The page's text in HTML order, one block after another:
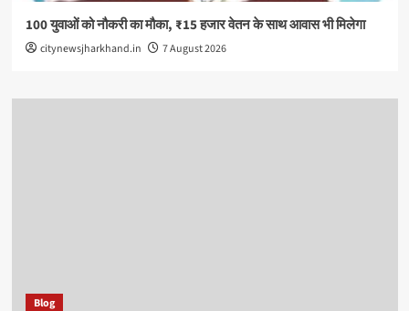
100 युवाओं को नौकरी का मौका, ₹15 हजार वेतन के साथ आवास भी मिलेगा
citynewsjharkhand.in 7 August 2026
Blog